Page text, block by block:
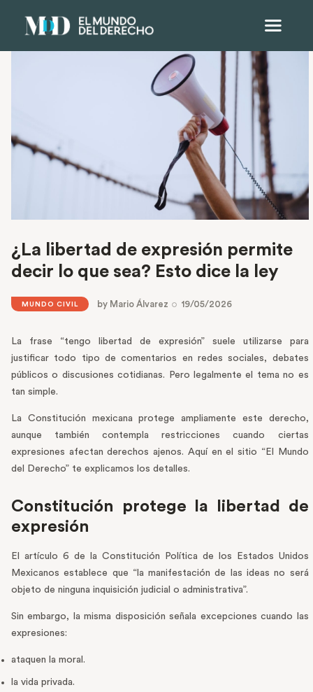
¿La libertad de expresión permite
decir lo que sea? Esto dice la ley
MUNDO CIVIL by Mario Álvarez 19/05/2026
La frase “tengo libertad de expresión” suele utilizarse para
justificar todo tipo de comentarios en redes sociales, debates
públicos o discusiones cotidianas. Pero legalmente el tema no es
tan simple.
La Constitución mexicana protege ampliamente este derecho,
aunque también contempla restricciones cuando ciertas
expresiones afectan derechos ajenos. Aquí en el sitio “El Mundo
del Derecho” te explicamos los detalles.
Constitución protege la libertad de
expresión
El artículo 6 de la Constitución Política de los Estados Unidos
Mexicanos establece que “la manifestación de las ideas no será
objeto de ninguna inquisición judicial o administrativa”.
Sin embargo, la misma disposición señala excepciones cuando las
expresiones:
ataquen la moral.
la vida privada.